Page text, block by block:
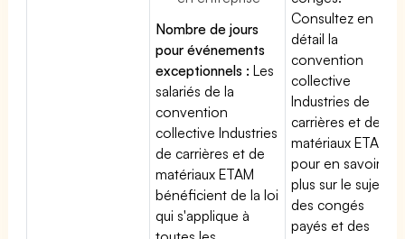
Nombre de jours
pour événements
exceptionnels : Les
salariés de la
convention
collective Industries
de carrières et de
matériaux ETAM
bénéficient de la loi
qui s'applique à
Consultez en
détail la
convention
collective
Industries de
carrières et de
matériaux ETAM
pour en savoir
plus sur le sujet
des congés
payés et des